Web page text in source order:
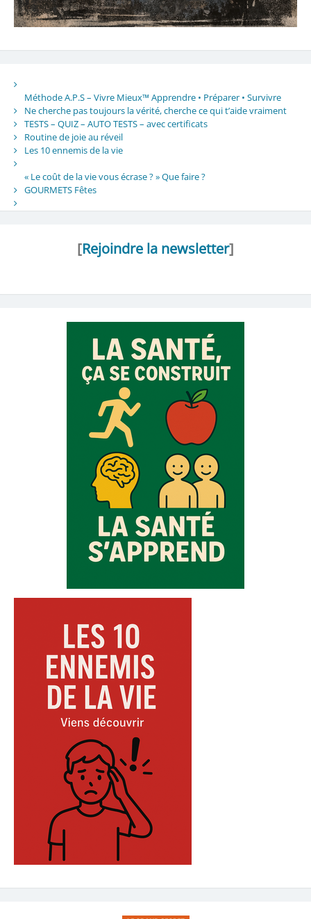
Méthode A.P.S – Vivre Mieux™ Apprendre • Préparer • Survivre
Ne cherche pas toujours la vérité, cherche ce qui t’aide vraiment
TESTS – QUIZ – AUTO TESTS – avec certificats
Routine de joie au réveil
Les 10 ennemis de la vie
« Le coût de la vie vous écrase ? » Que faire ?
GOURMETS Fêtes
[Rejoindre la newsletter]